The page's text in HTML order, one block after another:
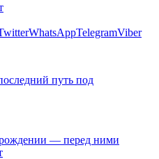
WhatsAppTelegramViber
путь под
— перед ними